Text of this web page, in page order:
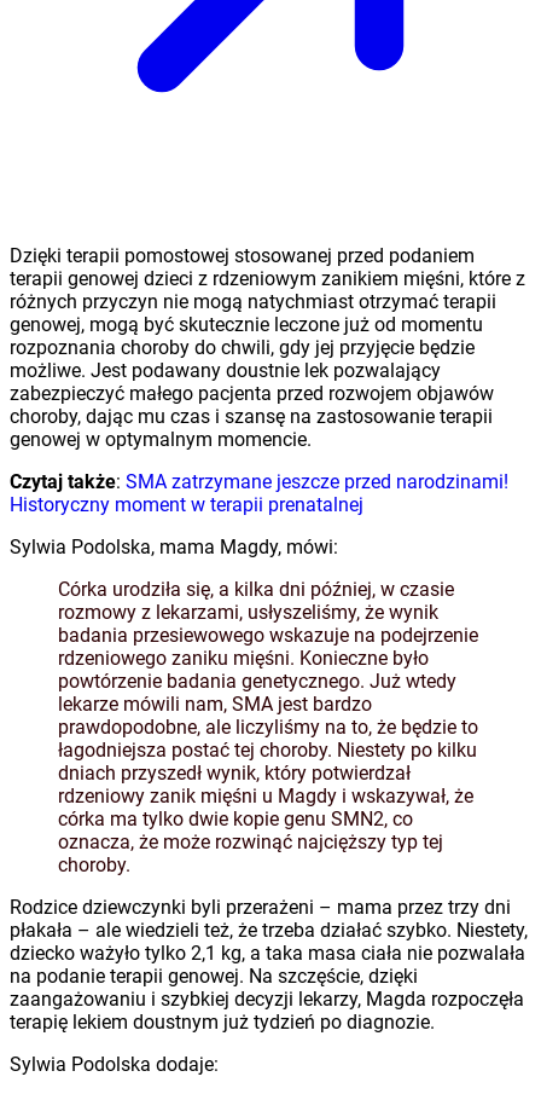
Dzięki terapii pomostowej stosowanej przed podaniem
terapii genowej dzieci z rdzeniowym zanikiem mięśni, które z
różnych przyczyn nie mogą natychmiast otrzymać terapii
genowej, mogą być skutecznie leczone już od momentu
rozpoznania choroby do chwili, gdy jej przyjęcie będzie
możliwe. Jest podawany doustnie lek pozwalający
zabezpieczyć małego pacjenta przed rozwojem objawów
choroby, dając mu czas i szansę na zastosowanie terapii
genowej w optymalnym momencie.
Czytaj także: SMA zatrzymane jeszcze przed narodzinami!
Historyczny moment w terapii prenatalnej
Sylwia Podolska, mama Magdy, mówi:
Córka urodziła się, a kilka dni później, w czasie
rozmowy z lekarzami, usłyszeliśmy, że wynik
badania przesiewowego wskazuje na podejrzenie
rdzeniowego zaniku mięśni. Konieczne było
powtórzenie badania genetycznego. Już wtedy
lekarze mówili nam, SMA jest bardzo
prawdopodobne, ale liczyliśmy na to, że będzie to
łagodniejsza postać tej choroby. Niestety po kilku
dniach przyszedł wynik, który potwierdzał
rdzeniowy zanik mięśni u Magdy i wskazywał, że
córka ma tylko dwie kopie genu SMN2, co
oznacza, że może rozwinąć najcięższy typ tej
choroby.
Rodzice dziewczynki byli przerażeni – mama przez trzy dni
płakała – ale wiedzieli też, że trzeba działać szybko. Niestety,
dziecko ważyło tylko 2,1 kg, a taka masa ciała nie pozwalała
na podanie terapii genowej. Na szczęście, dzięki
zaangażowaniu i szybkiej decyzji lekarzy, Magda rozpoczęła
terapię lekiem doustnym już tydzień po diagnozie.
Sylwia Podolska dodaje: